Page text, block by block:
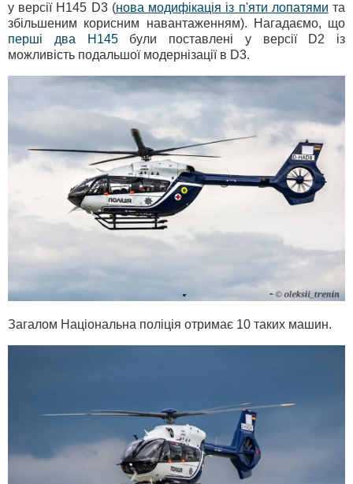
у версії Н145 D3 (нова модифікація із п'яти лопатями та
збільшеним корисним навантаженням). Нагадаємо, що
перші два Н145були поставлені у версії D2 із
можливість подальшої модернізації в D3.
Загалом Національна поліція отримає 10 таких машин.